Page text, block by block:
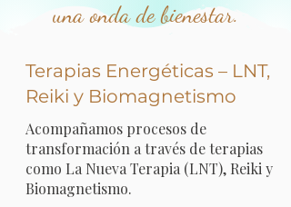
una onda de bienestar.
Terapias Energéticas – LNT,
Reiki y Biomagnetismo
Acompañamos procesos de
transformación a través de terapias
como La Nueva Terapia (LNT), Reiki y
Biomagnetismo.